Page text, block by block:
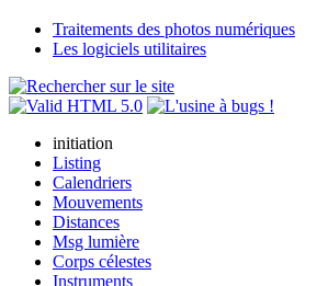
Traitements des photos numériques
Les logiciels utilitaires
initiation
Listing
Calendriers
Mouvements
Distances
Msg lumière
Corps célestes
Instruments